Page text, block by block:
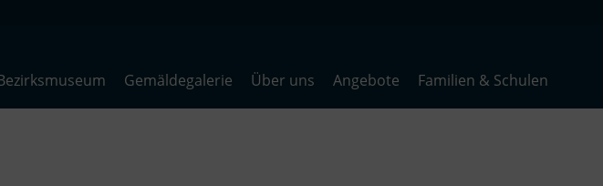
Gemäldegalerie Über uns Angebote Familien & Schulen